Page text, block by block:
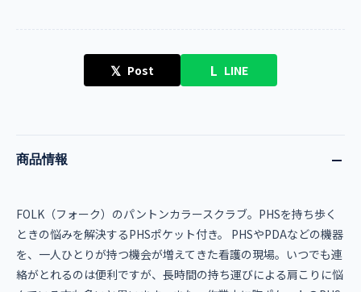
𝕏 Post L LINE
商品情報
FOLK（フォーク）のパントンカラースクラブ。PHSを持ち歩く
ときの悩みを解決するPHSポケット付き。 PHSやPDAなどの機器
を、一人ひとりが持つ機会が増えてきた看護の現場。いつでも連
絡がとれるのは便利ですが、長時間の持ち運びによる肩こりに悩